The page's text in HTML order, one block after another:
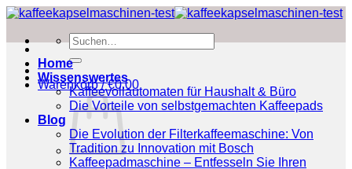
Zum
springen
Suchen
nach:
Warenkorb /€0.00
Home
Wissenswertes
Kaffeevollautomaten für Haushalt & Büro
Die Vorteile von selbstgemachten Kaffeepads
Blog
Die Evolution der Filterkaffeemaschine: Von
Tradition zu Innovation mit Bosch
Kaffeepadmaschine – Entfesseln Sie Ihren